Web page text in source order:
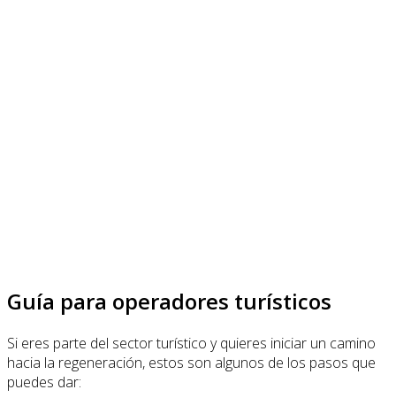
Guía para operadores turísticos
Si eres parte del sector turístico y quieres iniciar un camino
hacia la regeneración, estos son algunos de los pasos que
puedes dar: